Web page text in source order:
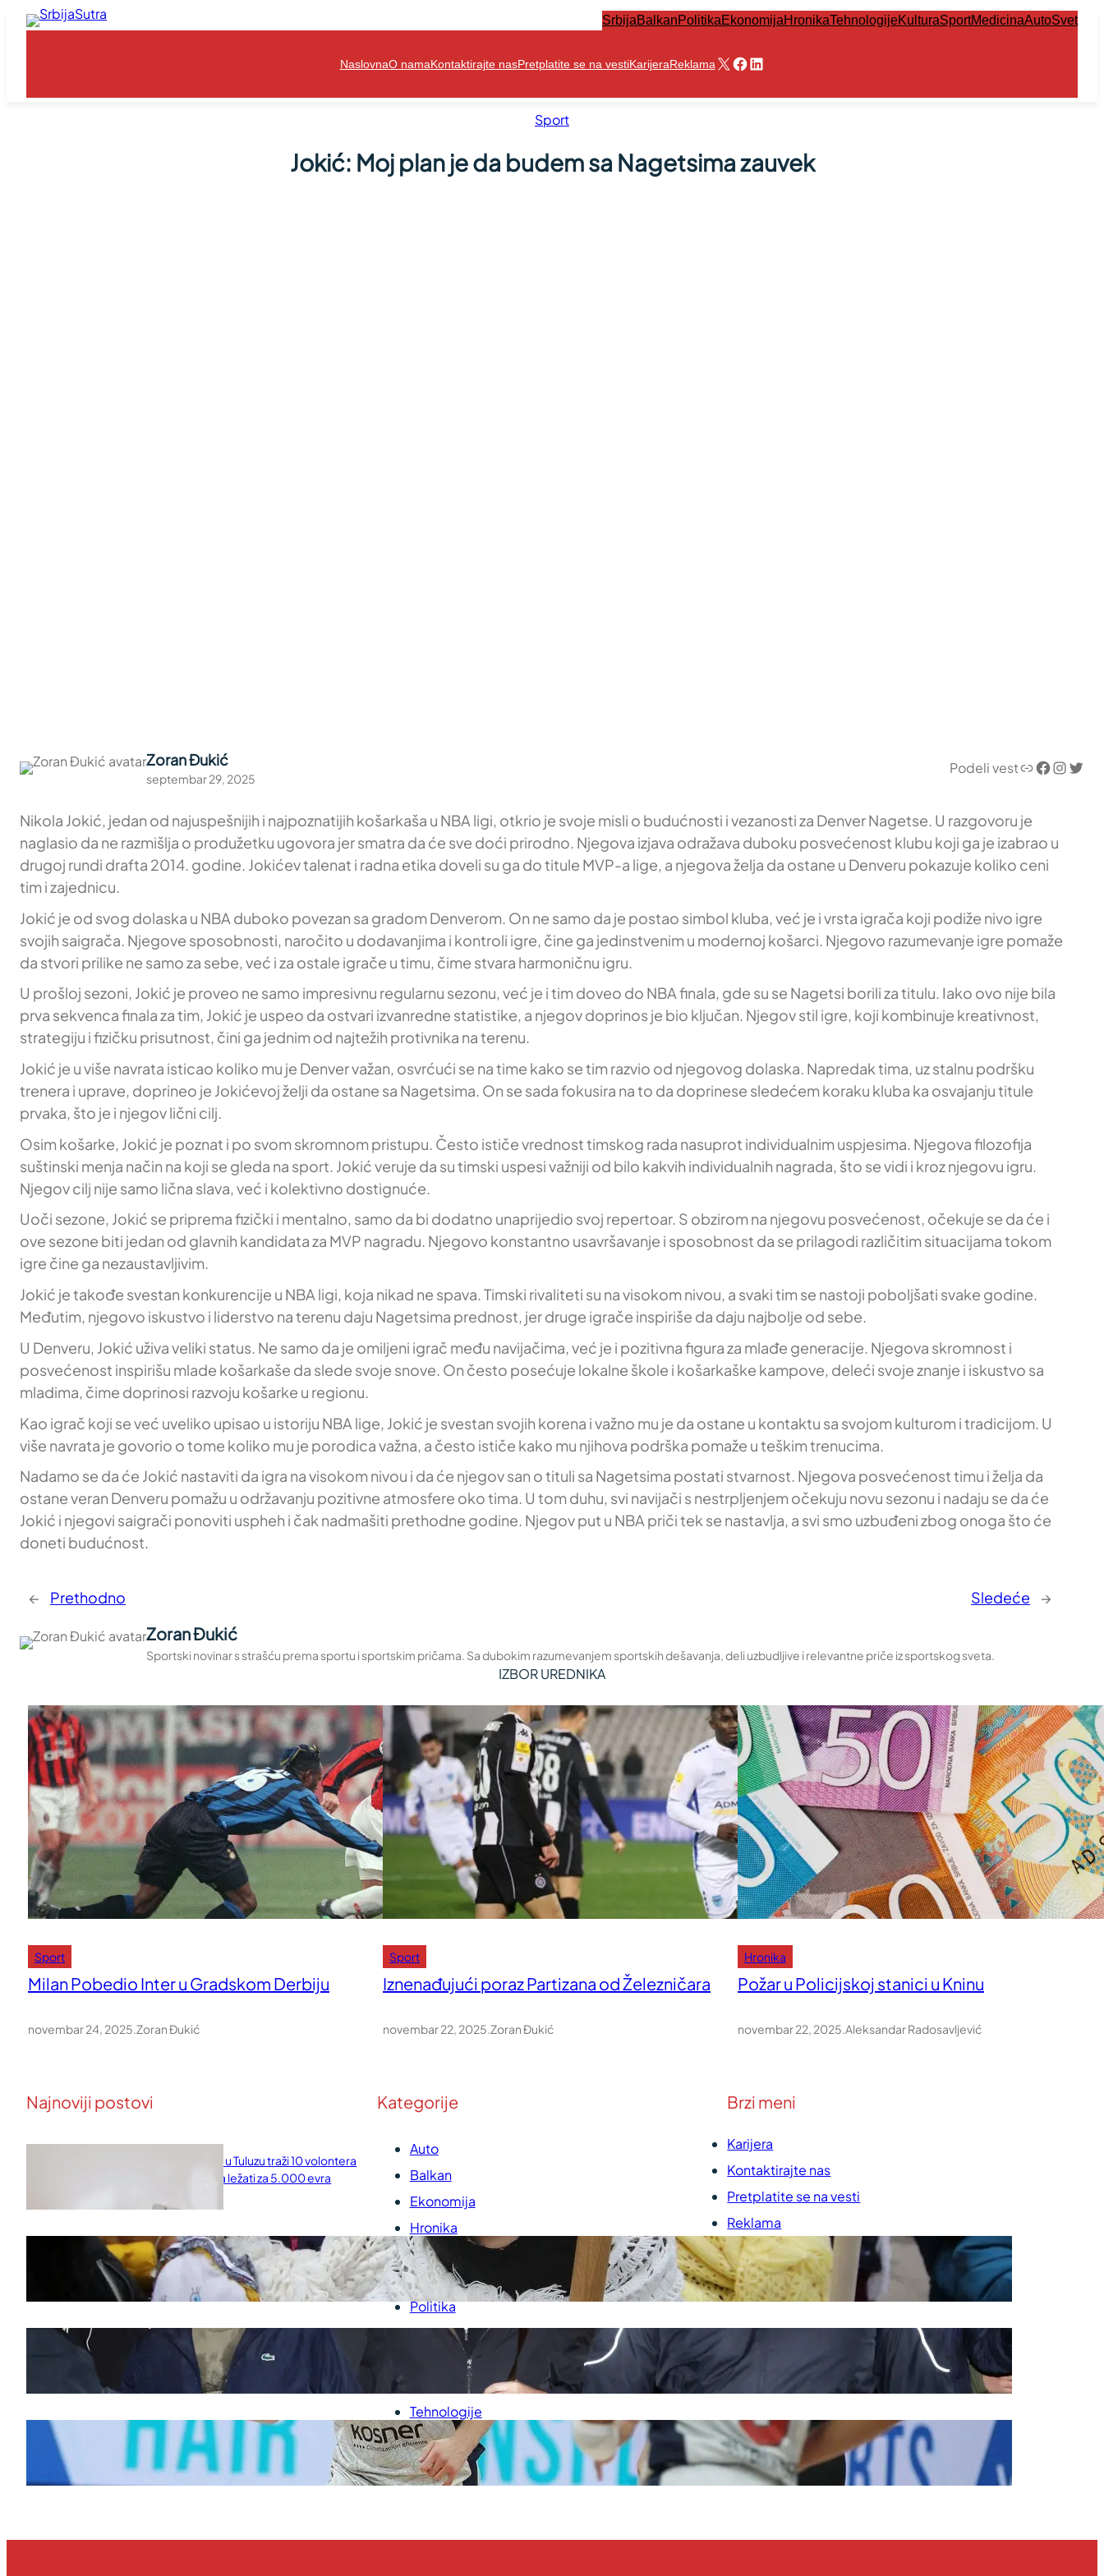
Skoči
SrbijaBalkanPolitikaEkonomijaHronikaTehnologijeKulturaSportMedicinaAutoSvet
NaslovnaO namaKontaktirajte nasPretplatite se na vestiKarijeraReklamaX Facebook
LinkedIn
Sport
Jokić: Moj plan je da budem sa Nagetsima zauvek
Zoran Đukić
septembar 29, 2025
Podeli vestLink Facebook InstagramTwitter
Nikola Jokić, jedan od najuspešnijih i najpoznatijih košarkaša u NBA ligi, otkrio je svoje misli o budućnosti i vezanosti za Denver Nagetse. U razgovoru je
naglasio da ne razmišlja o produžetku ugovora jer smatra da će sve doći prirodno. Njegova izjava odražava duboku posvećenost klubu koji ga je izabrao u
drugoj rundi drafta 2014. godine. Jokićev talenat i radna etika doveli su ga do titule MVP-a lige, a njegova želja da ostane u Denveru pokazuje koliko ceni
tim i zajednicu.
Jokić je od svog dolaska u NBA duboko povezan sa gradom Denverom. On ne samo da je postao simbol kluba, već je i vrsta igrača koji podiže nivo igre
svojih saigrača. Njegove sposobnosti, naročito u dodavanjima i kontroli igre, čine ga jedinstvenim u modernoj košarci. Njegovo razumevanje igre pomaže
da stvori prilike ne samo za sebe, već i za ostale igrače u timu, čime stvara harmoničnu igru.
U prošloj sezoni, Jokić je proveo ne samo impresivnu regularnu sezonu, već je i tim doveo do NBA finala, gde su se Nagetsi borili za titulu. Iako ovo nije bila
prva sekvenca finala za tim, Jokić je uspeo da ostvari izvanredne statistike, a njegov doprinos je bio ključan. Njegov stil igre, koji kombinuje kreativnost,
strategiju i fizičku prisutnost, čini ga jednim od najtežih protivnika na terenu.
Jokić je u više navrata isticao koliko mu je Denver važan, osvrćući se na time kako se tim razvio od njegovog dolaska. Napredak tima, uz stalnu podršku
trenera i uprave, doprineo je Jokićevoj želji da ostane sa Nagetsima. On se sada fokusira na to da doprinese sledećem koraku kluba ka osvajanju titule
prvaka, što je i njegov lični cilj.
Osim košarke, Jokić je poznat i po svom skromnom pristupu. Često ističe vrednost timskog rada nasuprot individualnim uspjesima. Njegova filozofija
suštinski menja način na koji se gleda na sport. Jokić veruje da su timski uspesi važniji od bilo kakvih individualnih nagrada, što se vidi i kroz njegovu igru.
Njegov cilj nije samo lična slava, već i kolektivno dostignuće.
Uoči sezone, Jokić se priprema fizički i mentalno, samo da bi dodatno unaprijedio svoj repertoar. S obzirom na njegovu posvećenost, očekuje se da će i
ove sezone biti jedan od glavnih kandidata za MVP nagradu. Njegovo konstantno usavršavanje i sposobnost da se prilagodi različitim situacijama tokom
igre čine ga nezaustavljivim.
Jokić je takođe svestan konkurencije u NBA ligi, koja nikad ne spava. Timski rivaliteti su na visokom nivou, a svaki tim se nastoji poboljšati svake godine.
Međutim, njegovo iskustvo i liderstvo na terenu daju Nagetsima prednost, jer druge igrače inspiriše da daju najbolje od sebe.
U Denveru, Jokić uživa veliki status. Ne samo da je omiljeni igrač među navijačima, već je i pozitivna figura za mlađe generacije. Njegova skromnost i
posvećenost inspirišu mlade košarkaše da slede svoje snove. On često posećuje lokalne škole i košarkaške kampove, deleći svoje znanje i iskustvo sa
mladima, čime doprinosi razvoju košarke u regionu.
Kao igrač koji se već uveliko upisao u istoriju NBA lige, Jokić je svestan svojih korena i važno mu je da ostane u kontaktu sa svojom kulturom i tradicijom. U
više navrata je govorio o tome koliko mu je porodica važna, a često ističe kako mu njihova podrška pomaže u teškim trenucima.
Nadamo se da će Jokić nastaviti da igra na visokom nivou i da će njegov san o tituli sa Nagetsima postati stvarnost. Njegova posvećenost timu i želja da
ostane veran Denveru pomažu u održavanju pozitivne atmosfere oko tima. U tom duhu, svi navijači s nestrpljenjem očekuju novu sezonu i nadaju se da će
Jokić i njegovi saigrači ponoviti uspheh i čak nadmašiti prethodne godine. Njegov put u NBA priči tek se nastavlja, a svi smo uzbuđeni zbog onoga što će
doneti budućnost.
← Prethodno Sledeće →
Zoran Đukić
Sportski novinar s strašću prema sportu i sportskim pričama. Sa dubokim razumevanjem sportskih dešavanja, deli uzbudljive i relevantne priče iz sportskog sveta.
IZBOR UREDNIKA
Sport
Milan Pobedio Inter u Gradskom Derbiju
novembar 24, 2025.Zoran Đukić
Sport
Iznenađujući poraz Partizana od Železničara
novembar 22, 2025.Zoran Đukić
Hronika
Požar u Policijskoj stanici u Kninu
novembar 22, 2025.Aleksandar Radosavljević
Najnoviji postovi
Naučni institut u Tuluzu traži 10 volontera
koji će 10 dana ležati za 5.000 evra
Saveti za Zdrav Božićni Post 2025
novembar 28, 2025
Doček legende Željka Obradovića
novembar 27, 2025
Ognjen Jaramaz u Cedevita Olimpiji, dok
Partizan doživljava promene
novembar 27, 2025
Kategorije
Auto
Balkan
Ekonomija
Hronika
Kultura
Medicina
Politika
Sport
Tehnologije
Brzi meni
Karijera
Kontaktirajte nas
Pretplatite se na vesti
Reklama
Urednička politika
Pravila korišćenja